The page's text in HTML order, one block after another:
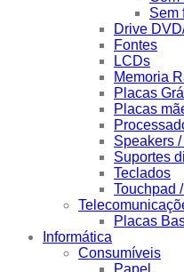
Sem
Drive
Fontes
LCDs
Memoria
Placas
Placas
Speakers
Suportes
Teclados
Touchpad
Placas
Informática
Consumíveis
Papel